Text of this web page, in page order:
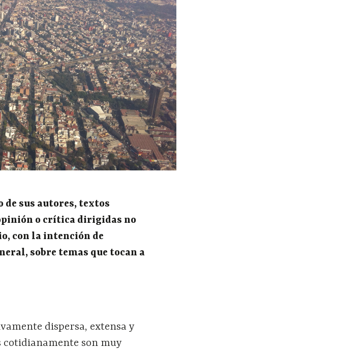
de sus autores, textos
o crítica dirigidas no
con la intención de
sobre temas que tocan a
dispersa, extensa y
cotidianamente son muy